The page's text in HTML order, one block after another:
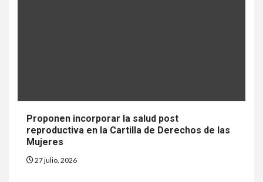
Proponen incorporar la salud post
reproductiva en la Cartilla de Derechos de las
Mujeres
27 julio, 2026